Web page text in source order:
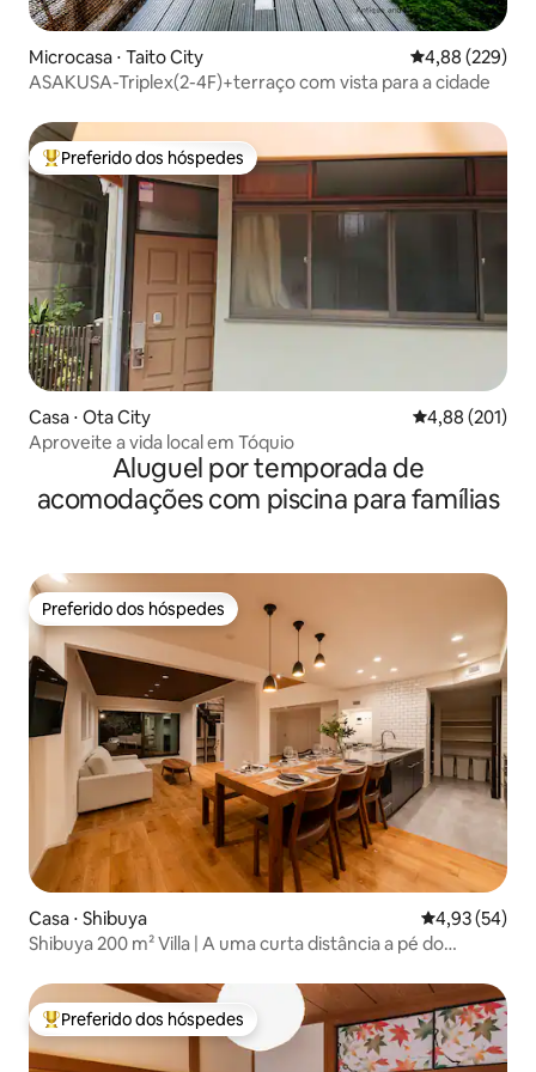
Microcasa ⋅ Taito City 4,88 de uma
4,88 (229)
ASAKUSA-Triplex(2-4F)+terraço com vista para a cidade
Entre os melhores preferidos dos hóspedes
Preferido dos hóspedes
Casa ⋅ Ota City 4,88 de uma
4,88 (201)
Aproveite a vida local em Tóquio
Aluguel por temporada de
acomodações com piscina para famílias
Preferido dos hóspedes
Preferido dos hóspedes
Casa ⋅ Shibuya 4,93 de uma
4,93 (54)
Shibuya 200 m² Villa | A uma curta distância a pé do
Estacionamento disponível
Entre os melhores preferidos dos hóspedes
Preferido dos hóspedes